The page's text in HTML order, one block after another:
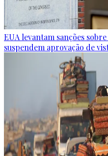
EUA levantam sanções
suspendem aprovação de